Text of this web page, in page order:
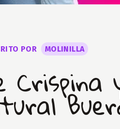
POR MOLINILLA